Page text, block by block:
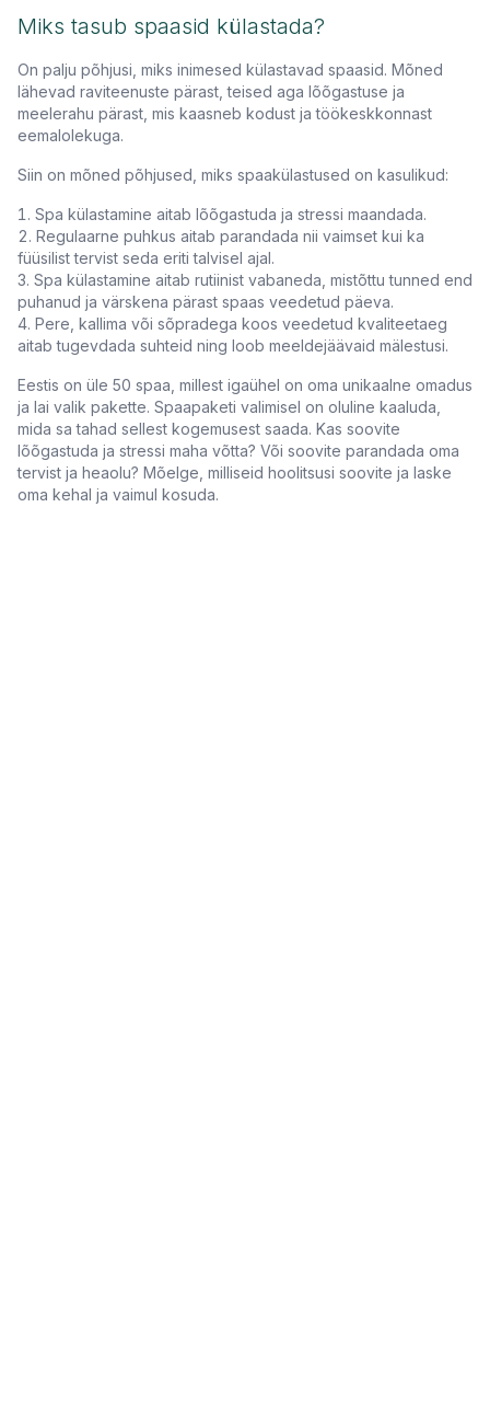
Miks tasub spaasid külastada?
On palju põhjusi, miks inimesed külastavad spaasid. Mõned
lähevad raviteenuste pärast, teised aga lõõgastuse ja
meelerahu pärast, mis kaasneb kodust ja töökeskkonnast
eemalolekuga.
Siin on mõned põhjused, miks spaakülastused on kasulikud:
Spa külastamine aitab lõõgastuda ja stressi maandada.
Regulaarne puhkus aitab parandada nii vaimset kui ka
füüsilist tervist seda eriti talvisel ajal.
Spa külastamine aitab rutiinist vabaneda, mistõttu tunned end
puhanud ja värskena pärast spaas veedetud päeva.
Pere, kallima või sõpradega koos veedetud kvaliteetaeg
aitab tugevdada suhteid ning loob meeldejäävaid mälestusi.
Eestis on üle 50 spaa, millest igaühel on oma unikaalne omadus
ja lai valik pakette. Spaapaketi valimisel on oluline kaaluda,
mida sa tahad sellest kogemusest saada. Kas soovite
lõõgastuda ja stressi maha võtta? Või soovite parandada oma
tervist ja heaolu? Mõelge, milliseid hoolitsusi soovite ja laske
oma kehal ja vaimul kosuda.